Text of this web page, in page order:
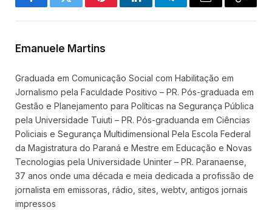
FacebookTwitter PinterestLinkedInTelegramEmail
Copy
Emanuele Martins
Graduada em Comunicação Social com Habilitação em
Jornalismo pela Faculdade Positivo – PR. Pós-graduada em
Gestão e Planejamento para Políticas na Segurança Pública
pela Universidade Tuiuti – PR. Pós-graduanda em Ciências
Policiais e Segurança Multidimensional Pela Escola Federal
da Magistratura do Paraná e Mestre em Educação e Novas
Tecnologias pela Universidade Uninter – PR. Paranaense,
37 anos onde uma década e meia dedicada a profissão de
jornalista em emissoras, rádio, sites, webtv, antigos jornais
impressos